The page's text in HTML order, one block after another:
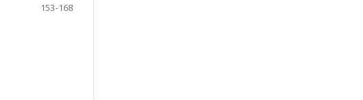
153-168